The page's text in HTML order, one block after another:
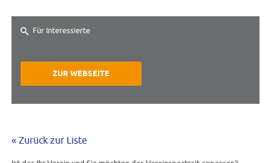
Für Interessierte
ZUR WEBSEITE
« Zurück zur Liste